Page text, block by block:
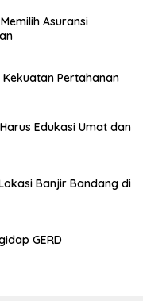
Asuransi
Pertahanan
Edukasi Umat dan
Banjir Bandang di
GERD